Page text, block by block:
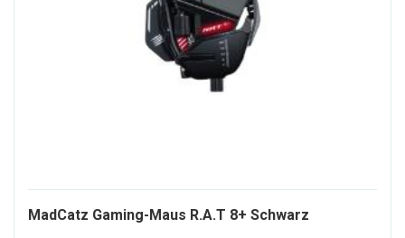
MadCatz Gaming-Maus R.A.T 8+ Schwarz